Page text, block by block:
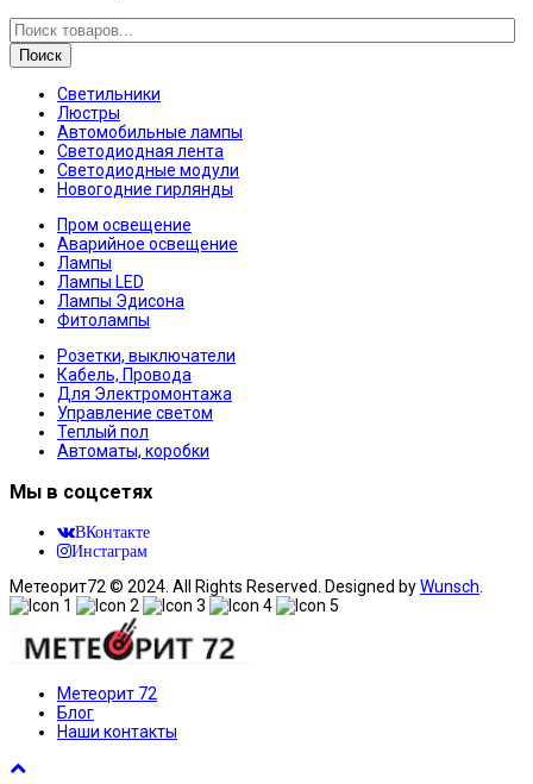
Поиск
Светильники
Люстры
Автомобильные лампы
Светодиодная лента
Светодиодные модули
Новогодние гирлянды
Пром освещение
Аварийное освещение
Лампы
Лампы LED
Лампы Эдисона
Фитолампы
Розетки, выключатели
Кабель, Провода
Для Электромонтажа
Управление светом
Теплый пол
Автоматы, коробки
Мы в соцсетях
ВКонтакте
Инстаграм
Метеорит72 © 2024. All Rights Reserved. Designed byWunsch
Метеорит 72
Блог
Наши контакты